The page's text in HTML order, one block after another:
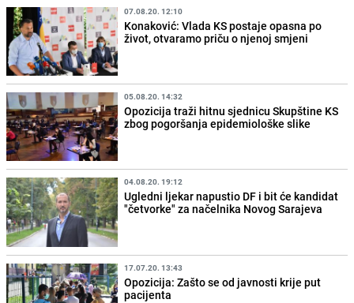
07.08.20. 12:10
Konaković: Vlada KS postaje opasna po
život, otvaramo priču o njenoj smjeni
05.08.20. 14:32
Opozicija traži hitnu sjednicu Skupštine KS
zbog pogoršanja epidemiološke slike
04.08.20. 19:12
Ugledni ljekar napustio DF i bit će kandidat
"četvorke" za načelnika Novog Sarajeva
17.07.20. 13:43
Opozicija: Zašto se od javnosti krije put
pacijenta